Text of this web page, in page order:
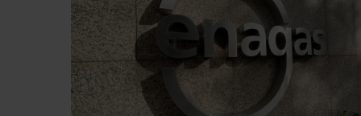
análisis web, quienes pueden combinarla con otra
haya proporcionado o que hayan recopilado a partir del uso
hecho de sus servicios.